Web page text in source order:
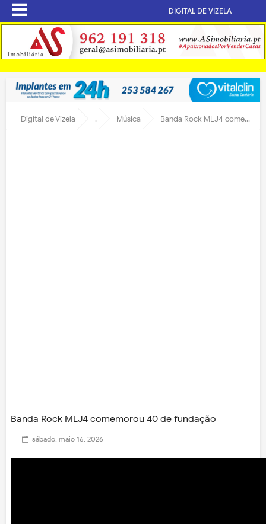
DIGITAL DE VIZELA
Digital de Vizela . Música Banda Rock MLJ4 comemorou 40 de fundação
Banda Rock MLJ4 comemorou 40 de fundação
sábado, maio 16, 2026